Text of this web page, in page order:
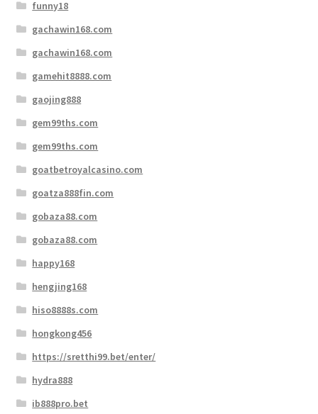
funny18
gachawin168.com
gachawin168.com
gamehit8888.com
gaojing888
gem99ths.com
gem99ths.com
goatbetroyalcasino.com
goatza888fin.com
gobaza88.com
gobaza88.com
happy168
hengjing168
hiso8888s.com
hongkong456
https://sretthi99.bet/enter/
hydra888
ib888pro.bet